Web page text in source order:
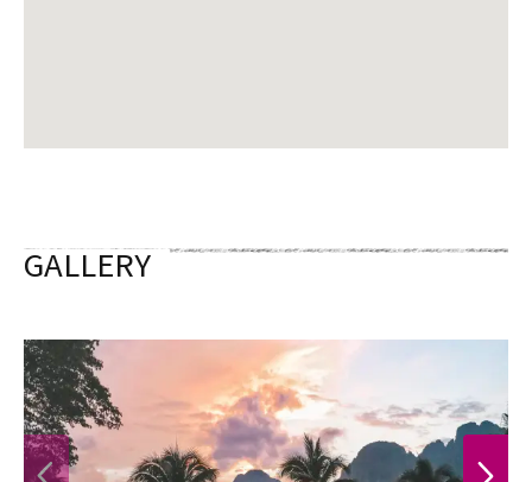
GALLERY
PREVIOUS NEXT